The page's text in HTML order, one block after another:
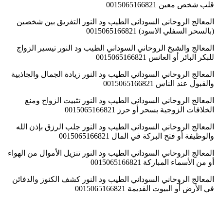
قلب شخص معين 0015065166821
المعالج الروحاني السوداني الطيب ود النور التفريق بين شخصين
(بالسحر السفلي الاسود) 0015065166821
المعالج والشيخ الروحاني السوداني الطيب ود النور تيسير الزواج
للبكر البائر أو العانس 0015065166821
المعالج الروحاني السوداني الطيب ود النور زيادة الجمال والجاذبية
والقبول عند الناس 0015065166821
المعالج الروحاني السوداني الطيب ود النور تثبيت الزواج ومنع
الخلافات الزوجية بسحر أو حرز 0015065166821
المعالج الروحاني السوداني الطيب ود النور جلب الرزق بإذن الله
والوظيفة أو فتح البركة في المال 0015065166821
المعالج الروحاني السوداني الطيب ود النور تنزيل الأموال من الهواء
أو من الأسماء المباركة 0015065166821
المعالج الروحاني السوداني الطيب ود النور كشف الكنوز والدفائن
في الأرض أو البيوت القديمة 0015065166821